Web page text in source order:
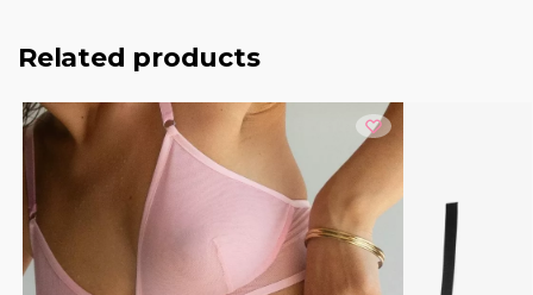
Related products